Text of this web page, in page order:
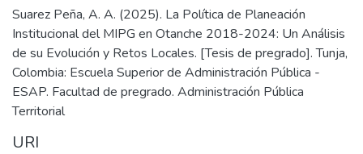
Suarez Peña, A. A. (2025). La Política de Planeación
Institucional del MIPG en Otanche 2018-2024: Un Análisis
de su Evolución y Retos Locales. [Tesis de pregrado]. Tunja,
Colombia: Escuela Superior de Administración Pública -
ESAP. Facultad de pregrado. Administración Pública
Territorial
URI